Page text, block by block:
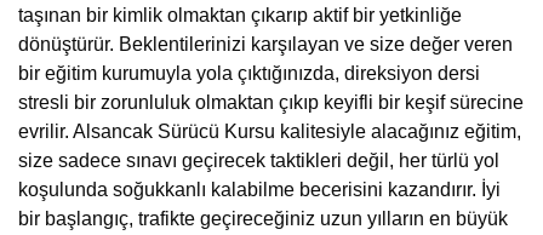
taşınan bir kimlik olmaktan çıkarıp aktif bir yetkinliğe
dönüştürür. Beklentilerinizi karşılayan ve size değer veren
bir eğitim kurumuyla yola çıktığınızda, direksiyon dersi
stresli bir zorunluluk olmaktan çıkıp keyifli bir keşif sürecine
evrilir. Alsancak Sürücü Kursu kalitesiyle alacağınız eğitim,
size sadece sınavı geçirecek taktikleri değil, her türlü yol
koşulunda soğukkanlı kalabilme becerisini kazandırır. İyi
bir başlangıç, trafikte geçireceğiniz uzun yılların en büyük